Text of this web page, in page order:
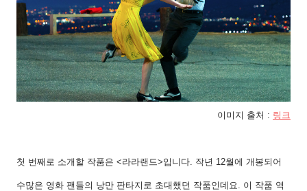
이미지 출처 : 링크
첫 번째로 소개할 작품은 <라라랜드>입니다 작년 12월에 개봉되어
수많은 영화 팬들의 낭만 판타지로 초대했던 작품인데요 이 작품 역